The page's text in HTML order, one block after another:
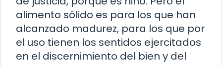
alimento sólido es para los que han
alcanzado madurez, para los que por
el uso tienen los sentidos ejercitados
en el discernimiento del bien y del